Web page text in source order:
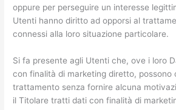
oppure per perseguire un interesse
Utenti hanno diritto ad opporsi al
connessi alla loro situazione particolare.
Si fa presente agli Utenti che, ove i loro
con finalità di marketing diretto, possono
trattamento senza fornire alcuna
il Titolare tratti dati con finalità di